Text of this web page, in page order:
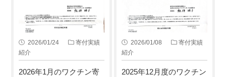
2026/01/24
寄付実績
紹介
2026年1月のワクチン寄
2026/01/08
寄付実績
紹介
2025年12月度のワクチン